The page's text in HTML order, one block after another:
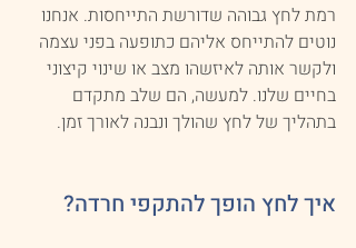
רמת לחץ גבוהה שדורשת התייחסות. אנחנו
נוטים להתייחס אליהם כתופעה בפני עצמה
ולקשר אותה לאיזשהו מצב או שינוי קיצוני
בחיים שלנו. למעשה, הם שלב מתקדם
בתהליך של לחץ שהולך ונבנה לאורך זמן.
איך לחץ הופך להתקפי חרדה?